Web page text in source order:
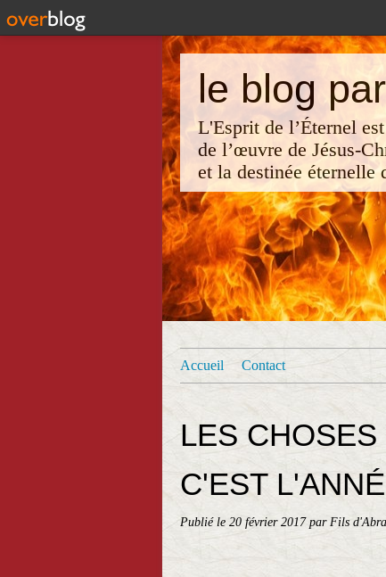
le blog
L'Esprit de l’Éternel
de l’œuvre de Jésus-
et la destinée éternelle
Accueil Contact
LES
C'EST
Publié le 20 février 2017par Fils